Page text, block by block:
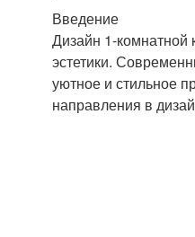
Введение
Дизайн 1-комнатной
эстетики.
уютное и стильное
направления в